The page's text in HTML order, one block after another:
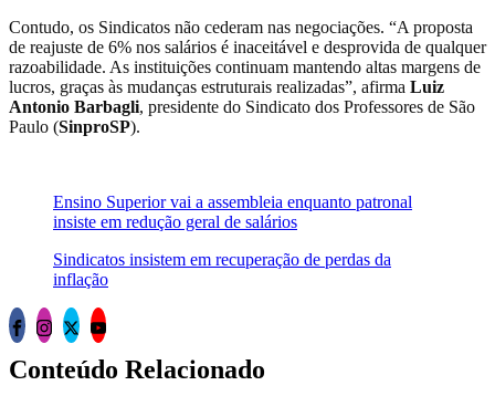
Contudo, os Sindicatos não cederam nas negociações. “A proposta
de reajuste de 6% nos salários é inaceitável e desprovida de qualquer
razoabilidade. As instituições continuam mantendo altas margens de
lucros, graças às mudanças estruturais realizadas”, afirma Luiz
Antonio Barbagli, presidente do Sindicato dos Professores de São
Paulo (SinproSP).
Ensino Superior vai a assembleia enquanto patronal
insiste em redução geral de salários
Sindicatos insistem em recuperação de perdas da
inflação
Conteúdo Relacionado